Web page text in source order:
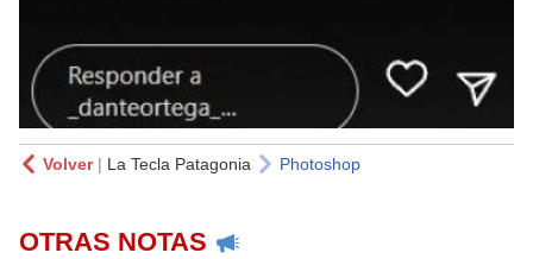
Volver| La Tecla Patagonia Photoshop
OTRAS NOTAS